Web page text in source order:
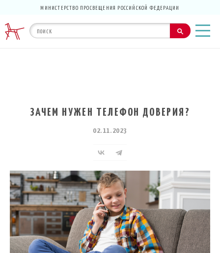
МИНИСТЕРСТВО ПРОСВЕЩЕНИЯ РОССИЙСКОЙ ФЕДЕРАЦИИ
ЗАЧЕМ НУЖЕН ТЕЛЕФОН ДОВЕРИЯ?
02.11.2023